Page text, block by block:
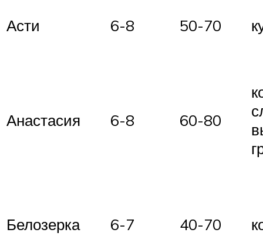
Асти 6-8 50-70
Анастасия 6-8 60-80
Белозерка 6-7 40-70